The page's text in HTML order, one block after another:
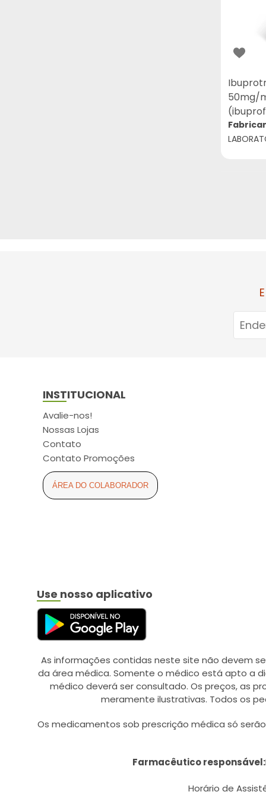
BELLIZ (3)
BESINS HEALTHCARE (1)
BESPOKE (13)
BICHO DA SEDA (1)
BIGFRAL (5)
BIOLAB (56)
BIOSINTETICA (24)
BIOSOFT (1)
BIOTROPIC (2)
BITUFO (5)
BLAU (2)
BOEHRINGER INGELHEIM
(8)
BOMBONIERE (1)
50mg/
INSTITUCIONAL
Avalie-nos!
Nossas Lojas
Contato
Contato Promoções
ÁREA DO COLABORADOR
Use nosso aplicativo
As informações contidas neste site não devem
da área médica. Somente o médico está apto a
médico deverá ser consultado. Os preços, as
meramente ilustrativas. Todos os
Os medicamentos sob prescrição médica só
Farmacêutico responsável:
Horário de